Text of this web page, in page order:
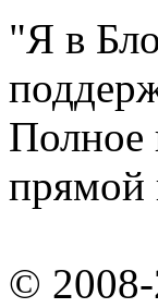
"Я в
Полное
прямой
©